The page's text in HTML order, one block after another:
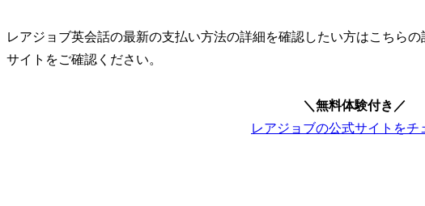
レアジョブ英会話の最新の支払い方法の詳細を確認したい方はこちら
サイトをご確認ください。
＼無料体験付き／
レアジョブの公式サイトをチ